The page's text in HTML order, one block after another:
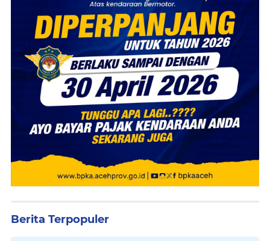
Berita Terpopuler